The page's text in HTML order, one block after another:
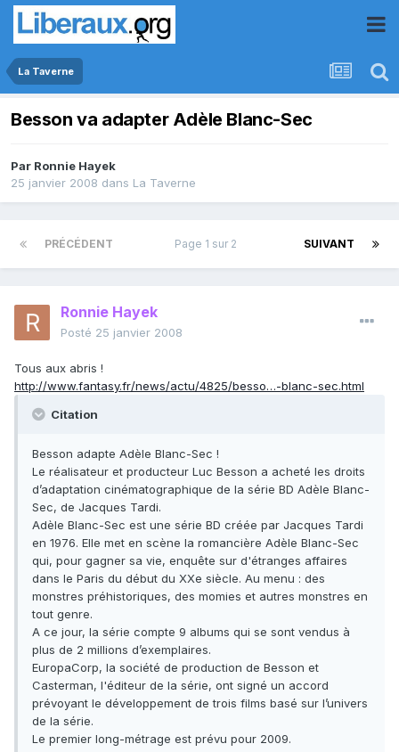
La Taverne
Besson va adapter Adèle Blanc-Sec
Par Ronnie Hayek
25 janvier 2008 dans La Taverne
PRÉCÉDENT SUIVANT
Page 1 sur 2
Ronnie Hayek
Posté 25 janvier 2008
Tous aux abris !
http://www.fantasy.fr/news/actu/4825/besso…-blanc-sec.html
Citation
Besson adapte Adèle Blanc-Sec !
Le réalisateur et producteur Luc Besson a acheté les droits
d’adaptation cinématographique de la série BD Adèle Blanc-
Sec, de Jacques Tardi.
Adèle Blanc-Sec est une série BD créée par Jacques Tardi
en 1976. Elle met en scène la romancière Adèle Blanc-Sec
qui, pour gagner sa vie, enquête sur d'étranges affaires
dans le Paris du début du XXe siècle. Au menu : des
monstres préhistoriques, des momies et autres monstres en
tout genre.
A ce jour, la série compte 9 albums qui se sont vendus à
plus de 2 millions d’exemplaires.
EuropaCorp, la société de production de Besson et
Casterman, l'éditeur de la série, ont signé un accord
prévoyant le développement de trois films basé sur l’univers
de la série.
Le premier long-métrage est prévu pour 2009.